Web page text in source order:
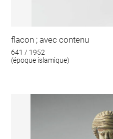
flacon ; avec contenu
641 / 1952
(époque islamique)